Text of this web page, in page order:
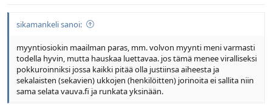
sikamankeli sanoi:
myyntiosiokin maailman paras, mm. volvon myynti meni varmasti
todella hyvin, mutta hauskaa luettavaa. jos tämä menee viralliseksi
pokkuroinniksi jossa kaikki pitää olla justiinsa aiheesta ja
sekalaisten (sekavien) ukkojen (henkilöitten) jorinoita ei sallita niin
sama selata vauva.fi ja runkata yksinään.